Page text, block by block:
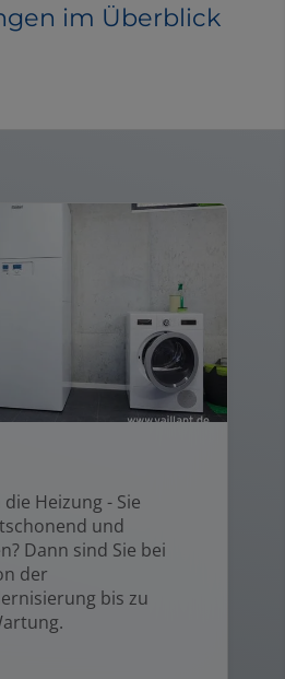
im Überblick
Heizung - Sie
und
Dann sind Sie bei
der
bis zu